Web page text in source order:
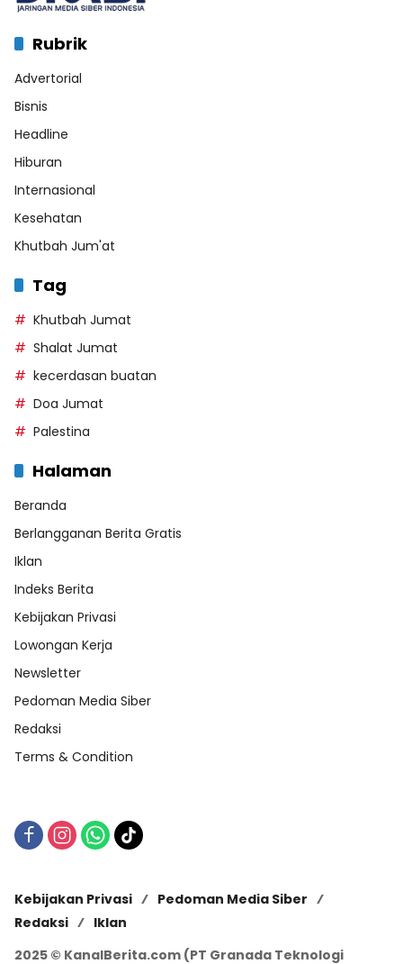
Rubrik
Advertorial
Bisnis
Headline
Hiburan
Internasional
Kesehatan
Khutbah Jum'at
Tag
Khutbah Jumat
Shalat Jumat
kecerdasan buatan
Doa Jumat
Palestina
Halaman
Beranda
Berlangganan Berita Gratis
Iklan
Indeks Berita
Kebijakan Privasi
Lowongan Kerja
Newsletter
Pedoman Media Siber
Redaksi
Terms & Condition
Kebijakan Privasi
Pedoman Media Siber
Redaksi
Iklan
2025 © KanalBerita.com (PT Granada Teknologi